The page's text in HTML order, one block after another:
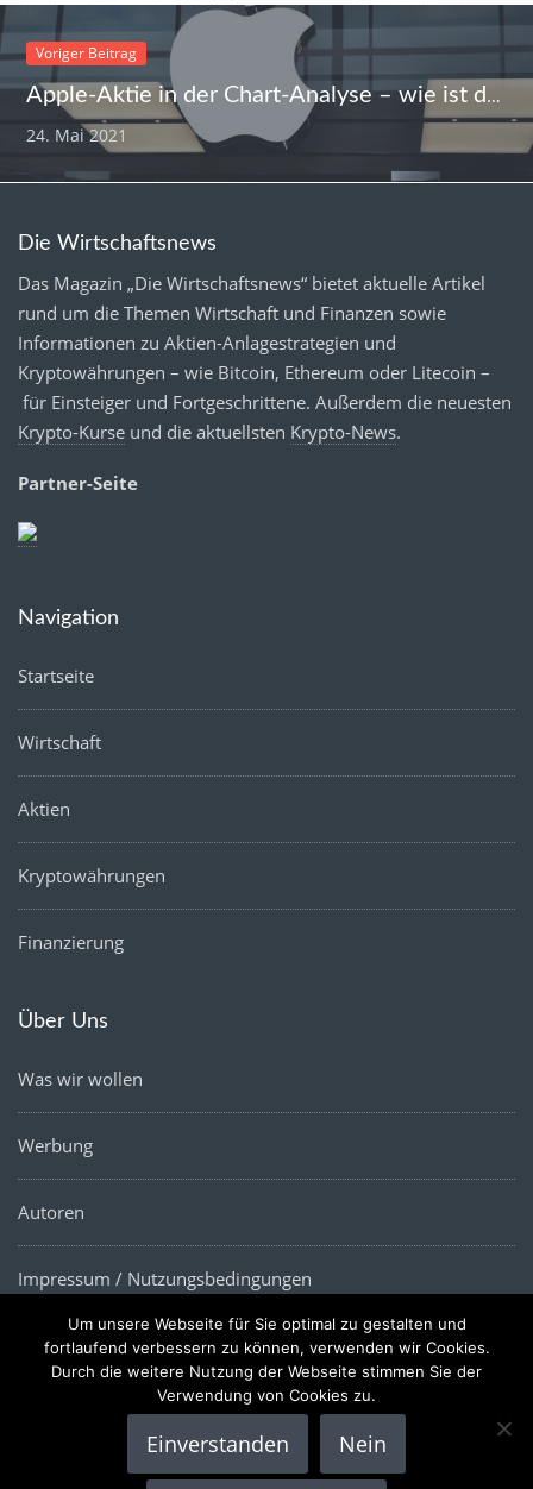
Voriger Beitrag
Apple-Aktie in der Chart-Analyse – wie ist die Prognose für den iPhone-Konzern?
24. Mai 2021
Die Wirtschaftsnews
Das Magazin „Die Wirtschaftsnews“ bietet aktuelle Artikel
rund um die Themen Wirtschaft und Finanzen sowie
Informationen zu Aktien-Anlagestrategien und
Kryptowährungen – wie Bitcoin, Ethereum oder Litecoin –
für Einsteiger und Fortgeschrittene. Außerdem die neuesten
Krypto-Kurse und die aktuellsten Krypto-News.
Partner-Seite
Navigation
Startseite
Wirtschaft
Aktien
Kryptowährungen
Finanzierung
Über Uns
Was wir wollen
Werbung
Autoren
Impressum / Nutzungsbedingungen
Datenschutz
Copyright © 2022 |Die Wirtschaftsnews- Alle Rechte
Um unsere Webseite für Sie optimal zu gestalten und
fortlaufend verbessern zu können, verwenden wir Cookies.
Durch die weitere Nutzung der Webseite stimmen Sie der
Verwendung von Cookies zu.
Einverstanden Nein